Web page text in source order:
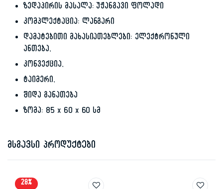
ზედაპირის მასალა: უჟანგავი ფოლადი
კომპლექტაცია: ლანგარი
დამატებითი მახასიათებლები: ელექტრონული
ანთება,
კონვექცია,
ტაიმერი,
შიდა განათება
ზომა: 85 x 60 x 60 სმ
მსგავსი პროდუქტები
28%